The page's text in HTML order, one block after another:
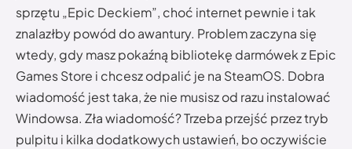
sprzętu „Epic Deckiem”, choć internet pewnie i tak
znalazłby powód do awantury. Problem zaczyna się
wtedy, gdy masz pokaźną bibliotekę darmówek z Epic
Games Store i chcesz odpalić je na SteamOS. Dobra
wiadomość jest taka, że nie musisz od razu instalować
Windowsa. Zła wiadomość? Trzeba przejść przez tryb
pulpitu i kilka dodatkowych ustawień, bo oczywiście